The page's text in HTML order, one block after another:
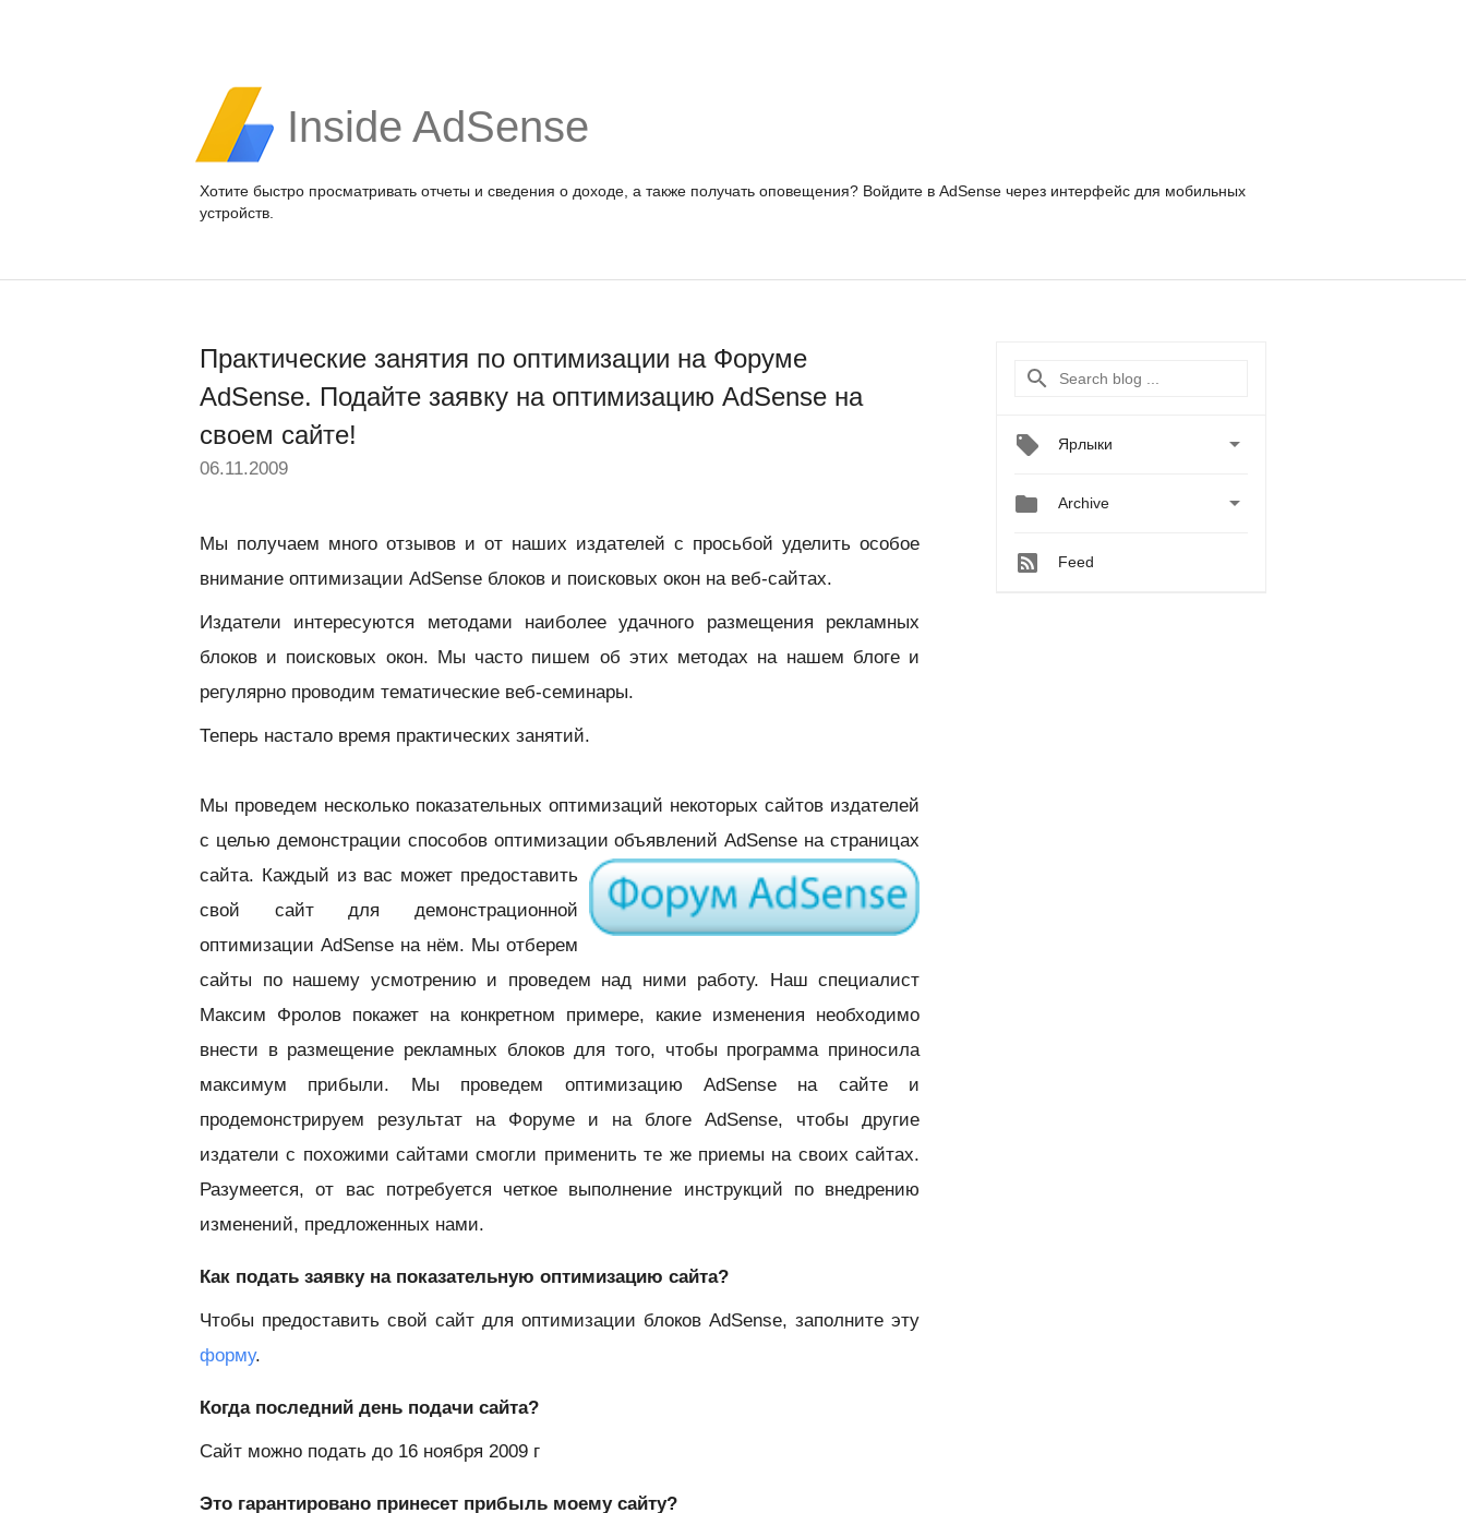
Inside AdSense
Хотите быстро просматривать отчеты и сведения о доходе, а также получать оповещения? Войдите в AdSense через интерфейс для мобильных
устройств.
Практические занятия по оптимизации на Форуме
AdSense. Подайте заявку на оптимизацию AdSense на
своем сайте!
06.11.2009
Мы получаем много отзывов и от наших издателей с просьбой уделить особое
внимание оптимизации AdSense блоков и поисковых окон на веб-сайтах.
Издатели интересуются методами наиболее удачного размещения рекламных
блоков и поисковых окон. Мы часто пишем об этих методах на нашем блоге и
регулярно проводим тематические веб-семинары.
Теперь настало время практических занятий.
Мы проведем несколько показательных оптимизаций некоторых сайтов издателей
с целью демонстрации способов оптимизации объявлений AdSense на страницах
сайта. Каждый из вас может предоставить
свой сайт для демонстрационной
оптимизации AdSense на нём. Мы отберем
сайты по нашему усмотрению и проведем над ними работу. Наш специалист
Максим Фролов покажет на конкретном примере, какие изменения необходимо
внести в размещение рекламных блоков для того, чтобы программа приносила
максимум прибыли. Мы проведем оптимизацию AdSense на сайте и
продемонстрируем результат на Форуме и на блоге AdSense, чтобы другие
издатели с похожими сайтами смогли применить те же приемы на своих сайтах.
Разумеется, от вас потребуется четкое выполнение инструкций по внедрению
изменений, предложенных нами.
Как подать заявку на показательную оптимизацию сайта?
Чтобы предоставить свой сайт для оптимизации блоков AdSense, заполните эту
форму.
Когда последний день подачи сайта?
Сайт можно подать до 16 ноября 2009 г
Это гарантировано принесет прибыль моему сайту?
Ярлыки 
 Archive 
Feed